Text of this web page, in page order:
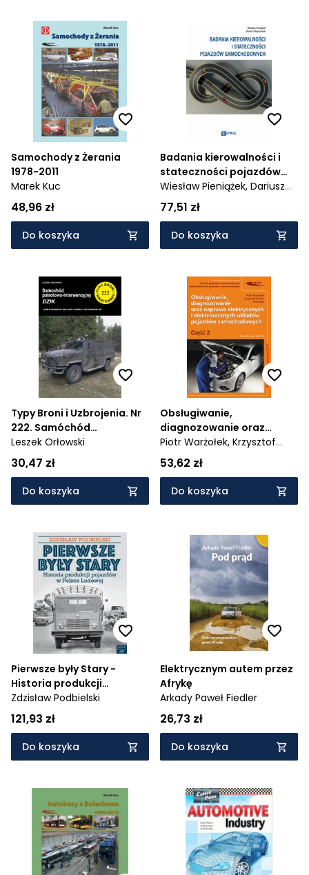
samochodowych. Część 1
Samochody z Żerania
1978-2011
Marek Kuc
48,96 zł
Do koszyka
Badania kierowalności i
stateczności pojazdów
samochodowych
Wiesław Pieniążek, Dariusz
Więckowski
77,51 zł
Do koszyka
Typy Broni i Uzbrojenia. Nr
222. Samóchód
patrolowo-interwencyjny
Dzik
Leszek Orłowski
30,47 zł
Do koszyka
Obsługiwanie,
diagnozowanie oraz
naprawa elektrycznych i
elektronicznych układów
pojazdów
samochodowych. Część 2.
Kwalifikacja MG.12
Piotr Warżołek, Krzysztof
Karkut,
Piotr Boś
53,62 zł
Do koszyka
Pierwsze były Stary -
Historia produkcji
pojazdów w Polsce
Ludowej
Zdzisław Podbielski
121,93 zł
Do koszyka
Elektrycznym autem przez
Afrykę
Arkady Paweł Fiedler
26,73 zł
Do koszyka